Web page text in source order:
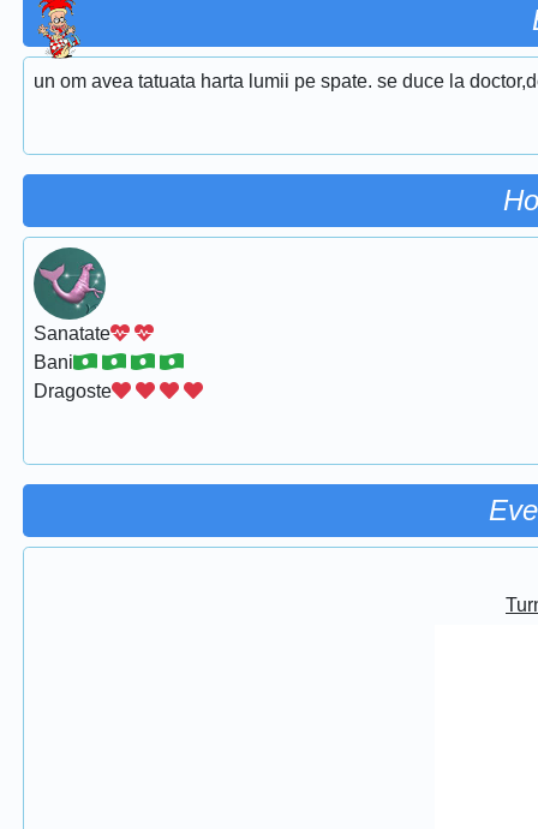
un om avea tatuata harta lumii pe spate. se duce la
Sanatate
Bani
Dragoste